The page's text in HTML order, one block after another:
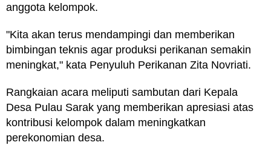
anggota kelompok.
"Kita akan terus mendampingi dan memberikan
bimbingan teknis agar produksi perikanan semakin
meningkat," kata Penyuluh Perikanan Zita Novriati.
Rangkaian acara meliputi sambutan dari Kepala
Desa Pulau Sarak yang memberikan apresiasi atas
kontribusi kelompok dalam meningkatkan
perekonomian desa.